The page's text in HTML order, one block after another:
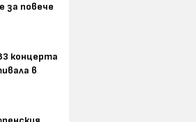
за повече
концерта
в